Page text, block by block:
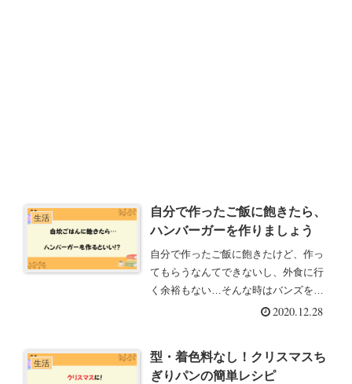
生活
自分で作ったご飯に飽きたら、
ハンバーガーを作りましょう
自分で作ったご飯に飽きたけど、作っ
てもらうなんてできないし、外食に行
く余裕もない…そんな時はバンズを買
ってハンバーガーを手作りしましょ
2020.12.28
生活
型・着色料なし！クリスマスち
ぎりパンの簡単レシピ